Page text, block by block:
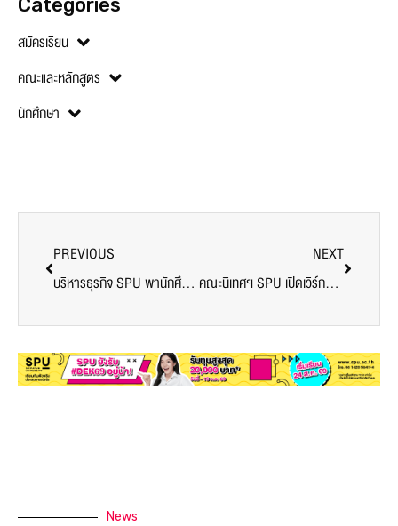
สมัครเรียน
คณะและหลักสูตร
นักศึกษา
PREVIOUS
บริหารธุรกิจ SPU พานักศึกษาดูงานท่าเรือแหลมฉบัง เสริมประสบการณ์จริงด้านโลจิสติกส์ระหว่างประเทศ
NEXT
คณะนิเทศฯ SPU เปิดเวิร์กชอป “UP SKILL” FRESHY 68 เสริมทักษะก่อนเรียนจริง
News